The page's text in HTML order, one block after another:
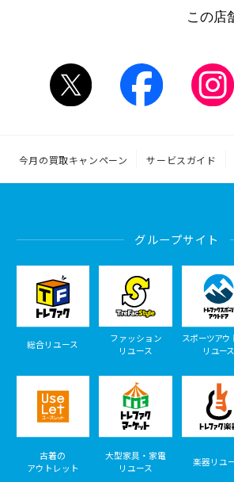
この店
今月の買取キャンペーン サービスガイド
グループサイト
総合リユース
ファッション
リユース
スポーツアウ
リユース
古着の
アウトレット
大型家具・家電
リユース
楽器リユ